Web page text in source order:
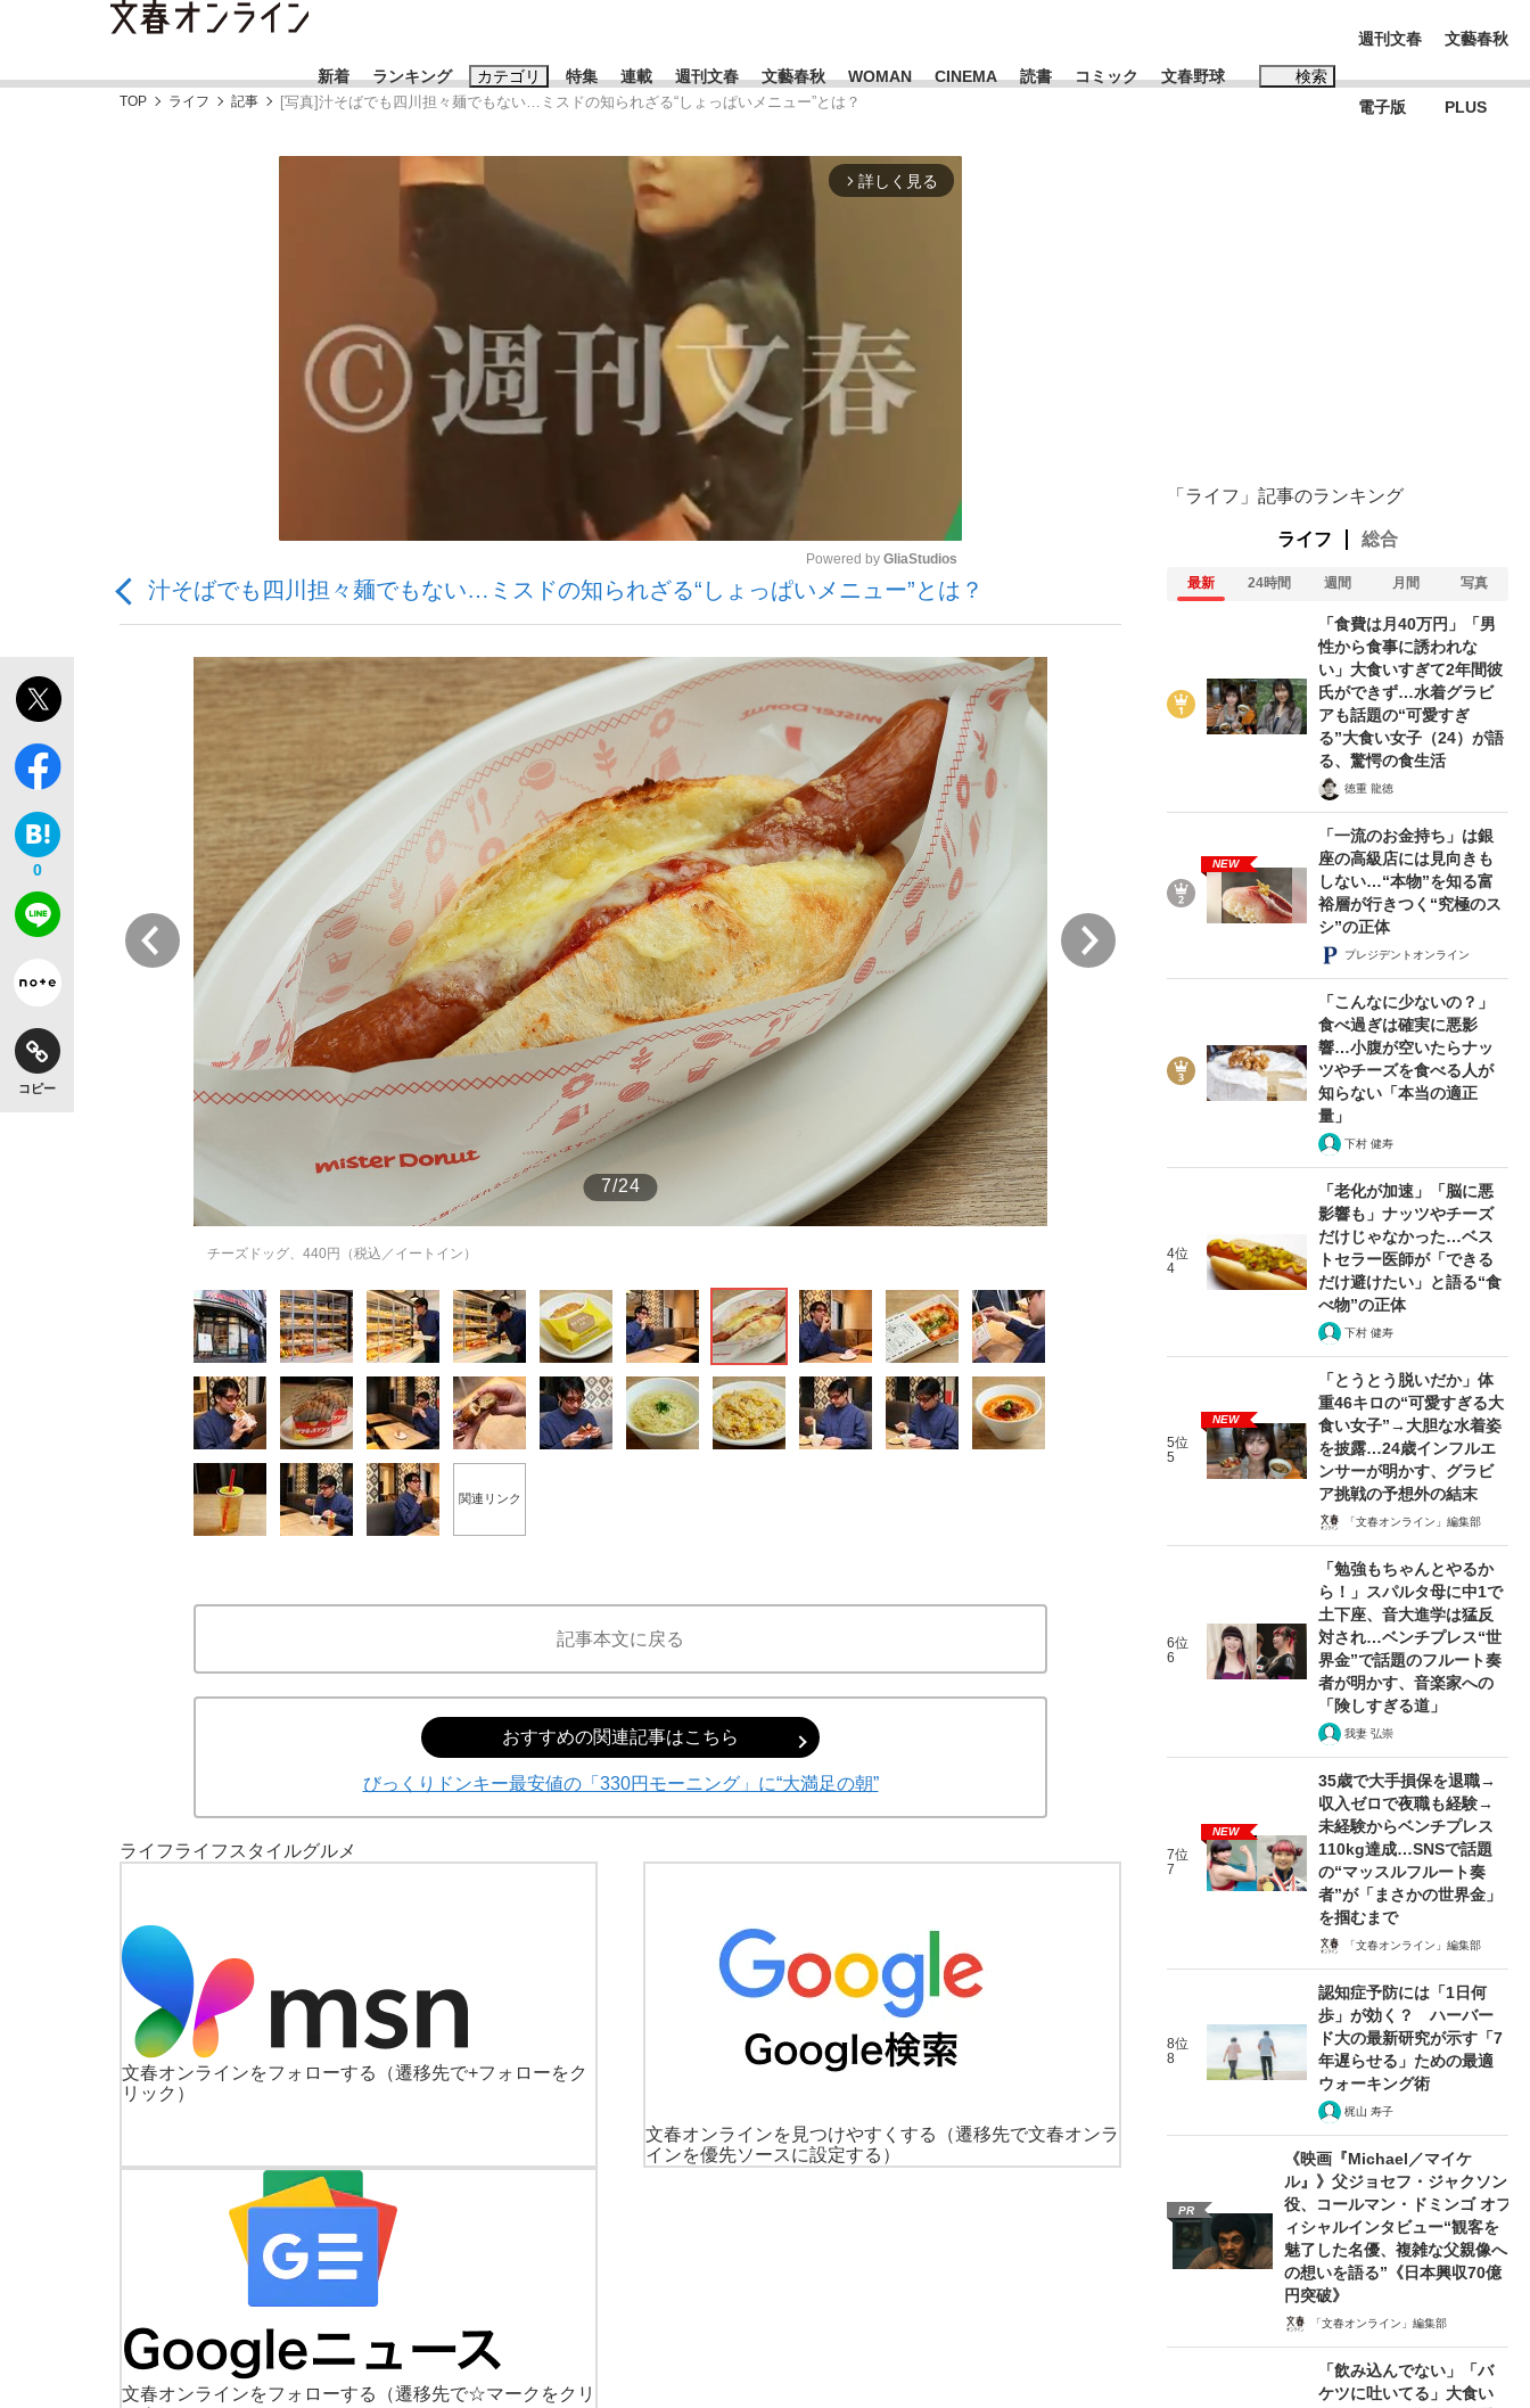
新着 ランキング カテゴリ
「90%は失敗する。でも…」本田圭佑が初めて明かした日本代表監督に... 「最悪の空気のまま解散」WBC日本代表“敗戦”の真実 選手が明かす...
「敗因分析は一切聞かれなかった」侍ジャパン選手が証言した“NPB聞... 「クマが悪者扱いされているのが悲しい」『北の国から』倉本聰氏（91...
「目標達成できなかったからと言って…」サッカー日本代表・森保一監督...
もっと見る
特集
キングの誕生を、目撃せよ。
いまさら聞けない資産運用のすべて
the Style
もっと見る
連載 週刊文春 文藝春秋 WOMAN CINEMA 読書 コミック 文春野球 検索
おすすめのキーワードタグ一覧
#藤田晋 #高市早苗 #後藤真希 #森岡毅
#玉木雄一郎
週刊文春
電子版
文藝春秋
PLUS
TOP ライフ 記事 [写真]汁そばでも四川担々麺でもない…ミスドの知られざる“しょっぱいメニュー”とは？
arrow_forward_ios 詳しく見る
Mute
Powered by GliaStudios
汁そばでも四川担々麺でもない…ミスドの知られざる“しょっぱいメニュー”とは？
0
コピー
7/24
チーズドッグ、440円（税込／イートイン）
前
関連リンク
記事本文に戻る
おすすめの関連記事はこちら
びっくりドンキー最安値の「330円モーニング」に“大満足の朝”
ライフライフスタイルグルメ
文春オンラインをフォローする
（遷移先で+フォローをク
リック）
文春オンラインを見つけやすくする
（遷移先で文春オンラ
インを優先ソースに設定する）
文春オンラインをフォローする
（遷移先で☆マークをクリ
「ライフ」記事のランキング
ライフ 総合
最新 24時間 週間 月間 写真
「食費は月40万円」「男
性から食事に誘われな
い」大食いすぎて2年間彼
氏ができず…水着グラビ
アも話題の“可愛すぎ
る”大食い女子（24）が語
る、驚愕の食生活
徳重 龍徳
NEW
「一流のお金持ち」は銀
座の高級店には見向きも
しない…“本物”を知る富
裕層が行きつく“究極のス
シ”の正体
プレジデントオンライン
「こんなに少ないの？」
食べ過ぎは確実に悪影
響…小腹が空いたらナッ
ツやチーズを食べる人が
知らない「本当の適正
量」
下村 健寿
4位
4
「老化が加速」「脳に悪
影響も」ナッツやチーズ
だけじゃなかった…ベス
トセラー医師が「できる
だけ避けたい」と語る“食
べ物”の正体
下村 健寿
5位
5
NEW
「とうとう脱いだか」体
重46キロの“可愛すぎる大
食い女子”→大胆な水着姿
を披露…24歳インフルエ
ンサーが明かす、グラビ
ア挑戦の予想外の結末
「文春オンライン」編集部
6位
6
「勉強もちゃんとやるか
ら！」スパルタ母に中1で
土下座、音大進学は猛反
対され…ベンチプレス“世
界金”で話題のフルート奏
者が明かす、音楽家への
「険しすぎる道」
我妻 弘崇
7位
7
NEW
35歳で大手損保を退職→
収入ゼロで夜職も経験→
未経験からベンチプレス
110kg達成…SNSで話題
の“マッスルフルート奏
者”が「まさかの世界金」
を掴むまで
「文春オンライン」編集部
8位
8
認知症予防には「1日何
歩」が効く？ ハーバー
ド大の最新研究が示す「7
年遅らせる」ための最適
ウォーキング術
梶山 寿子
PR
《映画『Michael／マイケ
ル』》父ジョセフ・ジャクソン
役、コールマン・ドミンゴ オフ
ィシャルインタビュー“観客を
魅了した名優、複雑な父親像へ
の想いを語る”《日本興収70億
円突破》
「文春オンライン」編集部
「飲み込んでない」「バ
ケツに吐いてる」大食い